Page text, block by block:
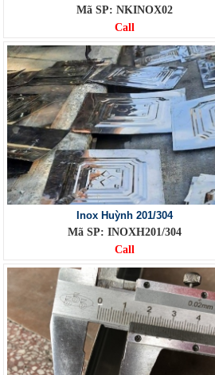
Mã SP: NKINOX02
Call
Inox Huỳnh 201/304
Mã SP: INOXH201/304
Call